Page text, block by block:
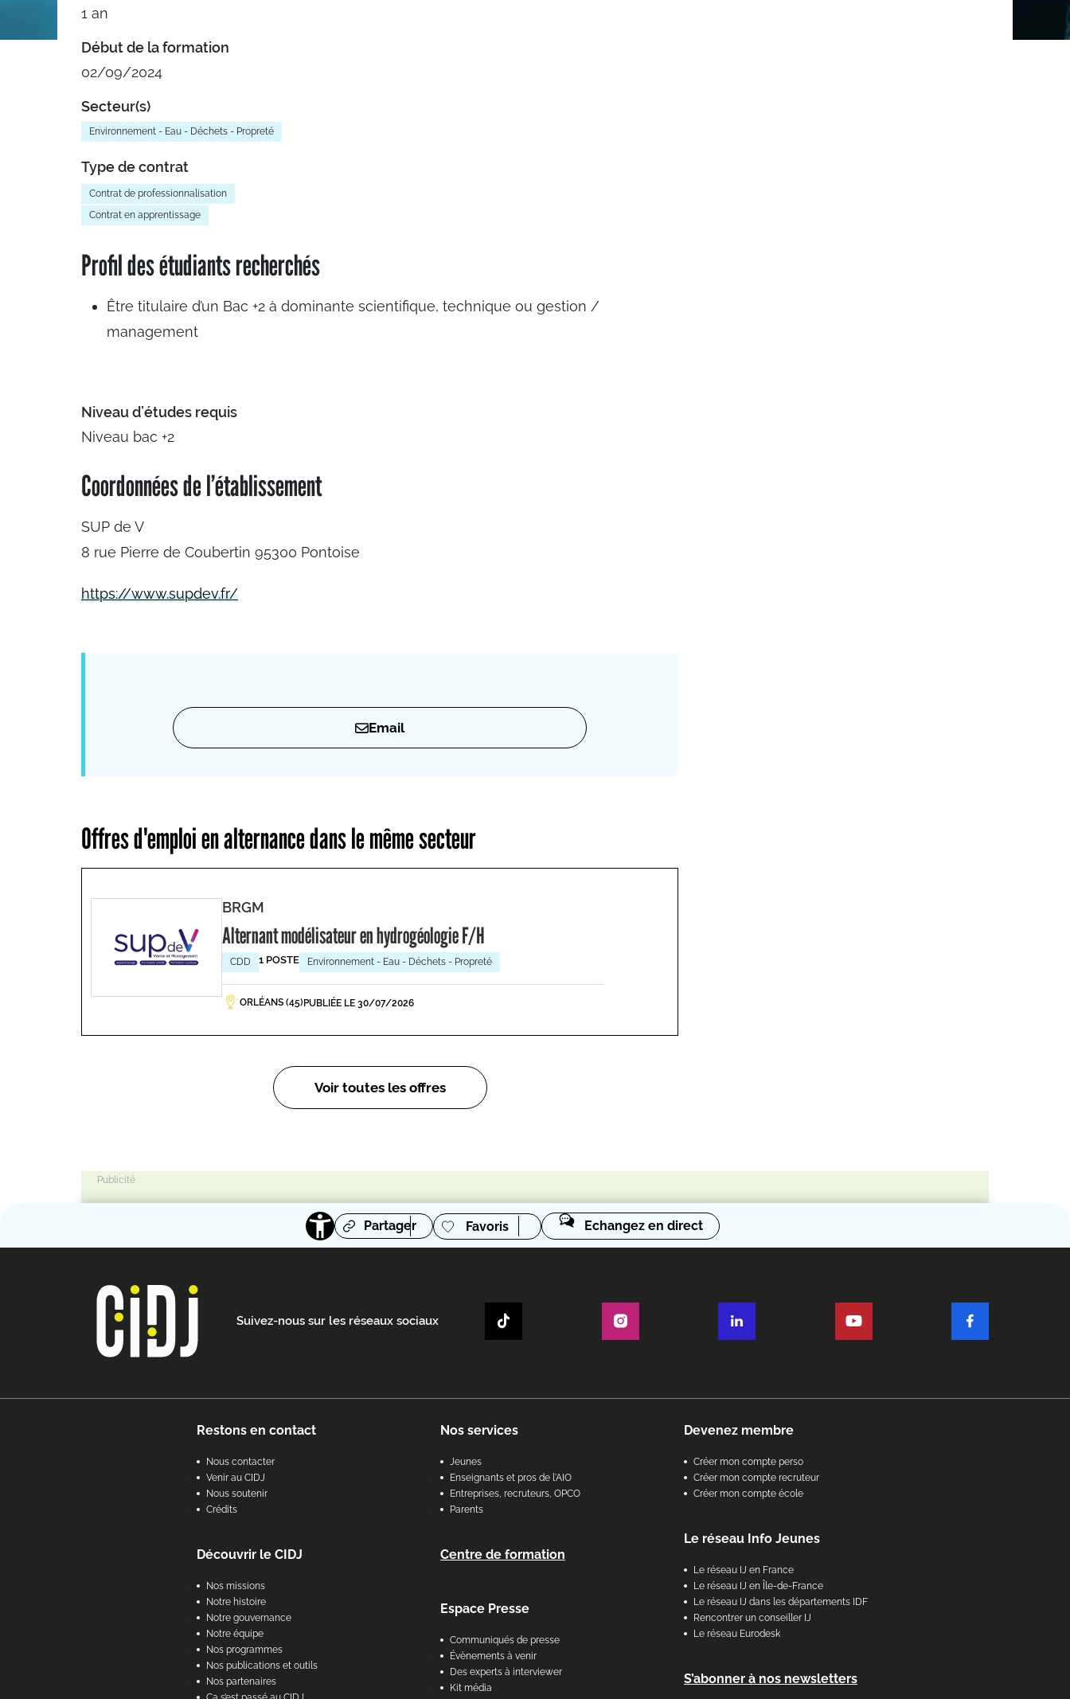
1 an
Début de la formation
02/09/2024
Secteur(s)
Environnement - Eau - Déchets - Propreté
Type de contrat
Contrat de professionnalisation
Contrat en apprentissage
Profil des étudiants recherchés
Être titulaire d’un Bac +2 à dominante scientifique, technique ou gestion /
management
Niveau d’études requis
Niveau bac +2
Coordonnées de l’établissement
SUP de V
8 rue Pierre de Coubertin 95300 Pontoise
https://www.supdev.fr/
Email
Offres d'emploi en alternance dans le même secteur
BRGM
Alternant modélisateur en hydrogéologie F/H
CDD 1 POSTE Environnement - Eau - Déchets - Propreté
ORLÉANS (45) PUBLIÉE LE 30/07/2026
Voir toutes les offres
Partager Favoris Echangez en direct
Suivez-nous sur les réseaux sociaux
Restons en contact
Nous contacter
Venir au CIDJ
Nous soutenir
Crédits
Découvrir le CIDJ
Nos missions
Notre histoire
Notre gouvernance
Notre équipe
Nos programmes
Nos publications et outils
Nos partenaires
Nos services
Jeunes
Enseignants et pros de l'AIO
Entreprises, recruteurs, OPCO
Parents
Centre de formation
Espace Presse
Communiqués de presse
Évènements à venir
Des experts à interviewer
Kit média
Devenez membre
Créer mon compte perso
Créer mon compte recruteur
Créer mon compte école
Le réseau Info Jeunes
Le réseau IJ en France
Le réseau IJ en Île-de-France
Le réseau IJ dans les départements IDF
Rencontrer un conseiller IJ
Le réseau Eurodesk
S’abonner à nos newsletters